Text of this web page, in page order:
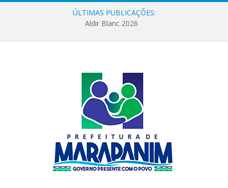
ÚLTIMAS PUBLICAÇÕES:
Aldir Blanc 2026